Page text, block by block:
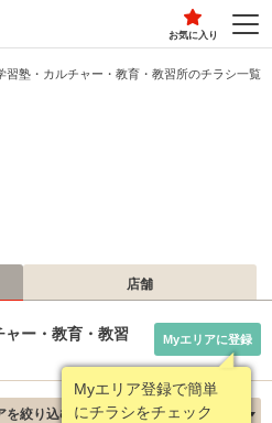
お気に入り
習塾・カルチャー・教育・教習所のチラシ一覧
店舗
ャー・教育・教習
Myエリア登録で簡単
にチラシをチェック
Myエリアに登録
を絞り込む